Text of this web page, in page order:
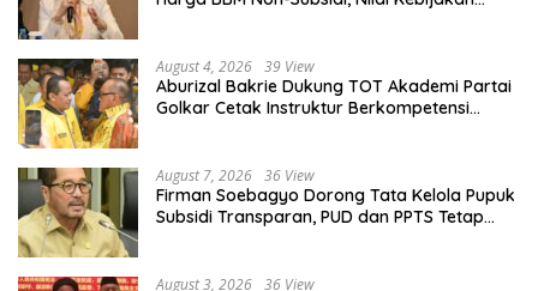
August 4, 2026 39 View
Aburizal Bakrie Dukung TOT Akademi Partai
Golkar Cetak Instruktur Berkompetensi
August 7, 2026 36 View
Firman Soebagyo Dorong Tata Kelola Pupuk
Subsidi Transparan, PUD dan PPTS Tetap
August 3, 2026 36 View